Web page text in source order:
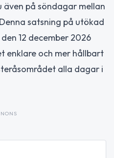
på söndagar mellan
satsning på utökad
12 december 2026
enklare och mer hållbart
alla dagar i